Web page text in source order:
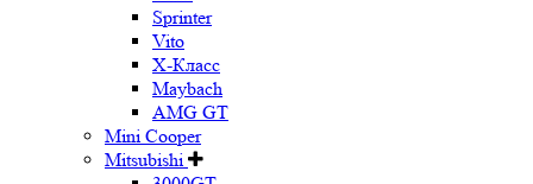
Sprinter
Vito
X-Класс
Maybach
AMG GT
Mini Cooper
Mitsubishi